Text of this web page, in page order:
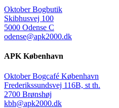
Oktober Bogbutik
Skibhusvej 100
5000 Odense C
odense@apk2000.dk
APK København
Oktober Bogcafé København
Frederikssundsvej 116B, st th.
2700 Brønshøj
kbh@apk2000.dk